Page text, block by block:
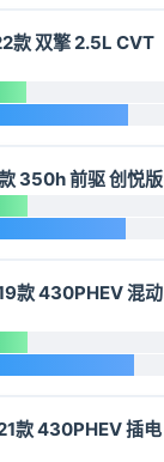
款 双擎 2.5L CVT
350h 前驱 创悦版
款 430PHEV 混动
款 430PHEV 插电